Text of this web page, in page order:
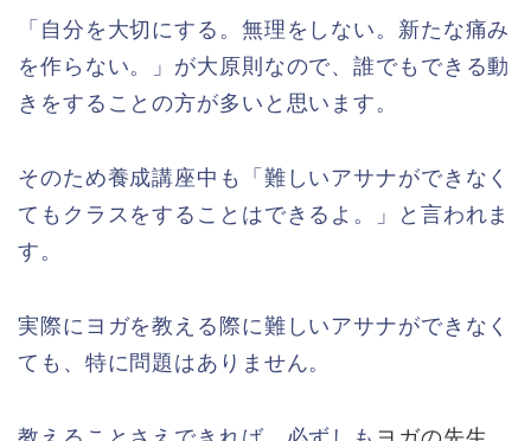
「自分を大切にする。無理をしない。新たな痛み
を作らない。」が大原則なので、誰でもできる動
きをすることの方が多いと思います。
そのため養成講座中も「難しいアサナができなく
てもクラスをすることはできるよ。」と言われま
す。
実際にヨガを教える際に難しいアサナができなく
ても、特に問題はありません。